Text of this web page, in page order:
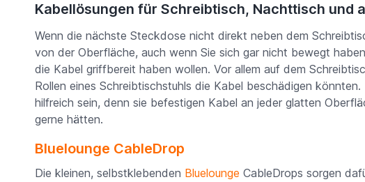
Kabellösungen für Schreibtisch, Nachttisch und
Wenn die nächste Steckdose nicht direkt neben dem
von der Oberfläche, auch wenn Sie sich gar nicht bewegt
die Kabel griffbereit haben wollen. Vor allem auf dem
Rollen eines Schreibtischstuhls die Kabel beschädigen
hilfreich sein, denn sie befestigen Kabel an jeder glatten
gerne hätten.
Bluelounge CableDrop
Die kleinen, selbstklebenden Bluelounge CableDrops sorgen